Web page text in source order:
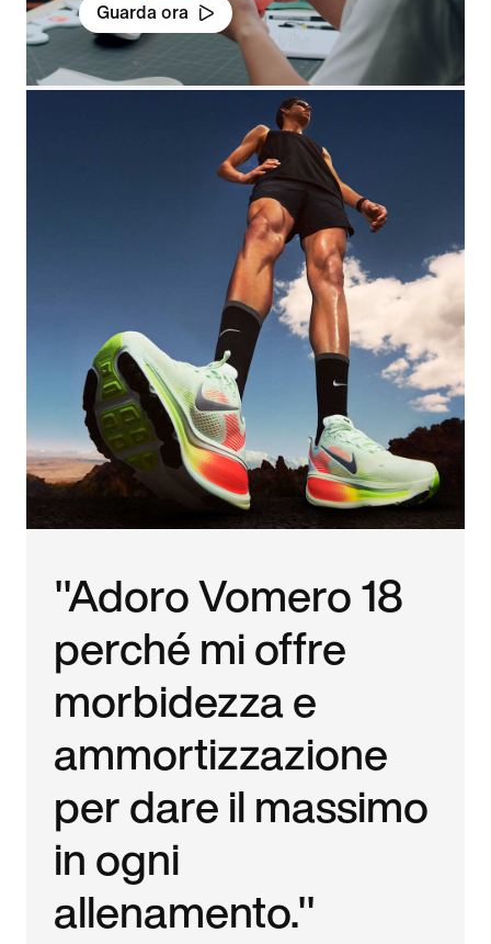
Guarda ora
"Adoro Vomero 18
perché mi offre
morbidezza e
ammortizzazione
per dare il massimo
in ogni
allenamento."